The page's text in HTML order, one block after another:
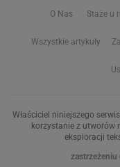
O Nas Staże u
Wszystkie artykuły
Właściciel niniejszego
korzystanie z utworów
eksploracji
zastrzeżeniu